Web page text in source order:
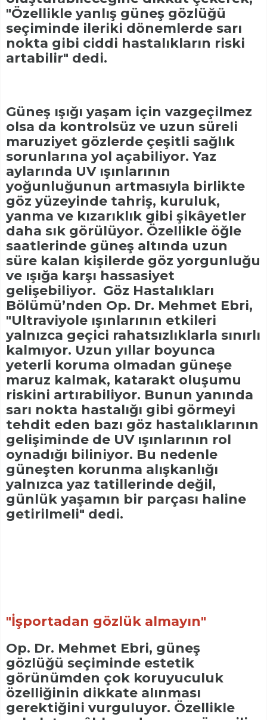
"Özellikle yanlış güneş gözlüğü
seçiminde ileriki dönemlerde sarı
nokta gibi ciddi hastalıkların riski
artabilir" dedi.
Güneş ışığı yaşam için vazgeçilmez
olsa da kontrolsüz ve uzun süreli
maruziyet gözlerde çeşitli sağlık
sorunlarına yol açabiliyor. Yaz
aylarında UV ışınlarının
yoğunluğunun artmasıyla birlikte
göz yüzeyinde tahriş, kuruluk,
yanma ve kızarıklık gibi şikâyetler
daha sık görülüyor. Özellikle öğle
saatlerinde güneş altında uzun
süre kalan kişilerde göz yorgunluğu
ve ışığa karşı hassasiyet
gelişebiliyor. Göz Hastalıkları
Bölümü’nden Op. Dr. Mehmet Ebri,
"Ultraviyole ışınlarının etkileri
yalnızca geçici rahatsızlıklarla sınırlı
kalmıyor. Uzun yıllar boyunca
yeterli koruma olmadan güneşe
maruz kalmak, katarakt oluşumu
riskini artırabiliyor. Bunun yanında
sarı nokta hastalığı gibi görmeyi
tehdit eden bazı göz hastalıklarının
gelişiminde de UV ışınlarının rol
oynadığı biliniyor. Bu nedenle
güneşten korunma alışkanlığı
yalnızca yaz tatillerinde değil,
günlük yaşamın bir parçası haline
getirilmeli" dedi.
"İşportadan gözlük almayın"
Op. Dr. Mehmet Ebri, güneş
gözlüğü seçiminde estetik
görünümden çok koruyuculuk
özelliğinin dikkate alınması
gerektiğini vurguluyor. Özellikle